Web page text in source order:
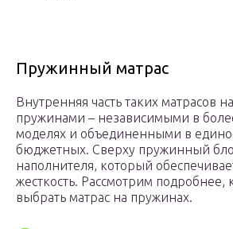
Пружинный матрас
Внутренняя часть таких матрасов
пружинами – независимыми в
моделях и объединенными в
бюджетных. Сверху пружинный
наполнителя, который
жесткость. Рассмотрим подробнее,
выбрать матрас на пружинах.